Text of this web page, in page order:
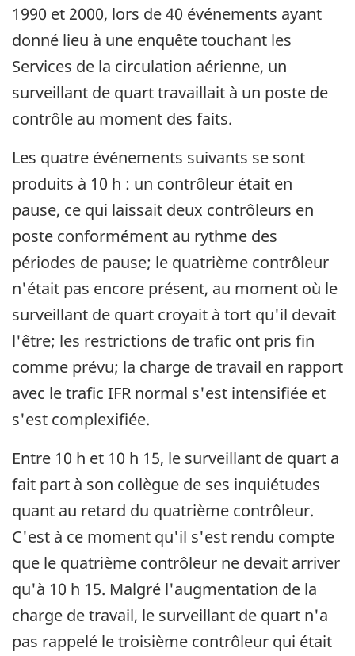
1990 et 2000, lors de 40 événements ayant
donné lieu à une enquête touchant les
Services de la circulation aérienne, un
surveillant de quart travaillait à un poste de
contrôle au moment des faits.
Les quatre événements suivants se sont
produits à 10 h : un contrôleur était en
pause, ce qui laissait deux contrôleurs en
poste conformément au rythme des
périodes de pause; le quatrième contrôleur
n'était pas encore présent, au moment où le
surveillant de quart croyait à tort qu'il devait
l'être; les restrictions de trafic ont pris fin
comme prévu; la charge de travail en rapport
avec le trafic IFR normal s'est intensifiée et
s'est complexifiée.
Entre 10 h et 10 h 15, le surveillant de quart a
fait part à son collègue de ses inquiétudes
quant au retard du quatrième contrôleur.
C'est à ce moment qu'il s'est rendu compte
que le quatrième contrôleur ne devait arriver
qu'à 10 h 15. Malgré l'augmentation de la
charge de travail, le surveillant de quart n'a
pas rappelé le troisième contrôleur qui était